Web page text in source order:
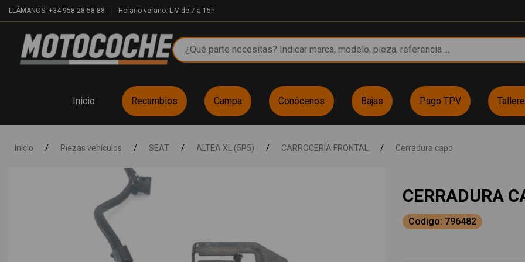
LLÁMANOS: +34 958 28 58 88 Horario verano: L-V de 7 a 15h
Inicio Recambios Campa Conócenos Bajas Pago TPV
Inicio / Piezas vehículos / SEAT / ALTEA XL (5P5) / CARROCERÍA FRONTAL / Cerradura capo
CERRADURA
Codigo: 796482